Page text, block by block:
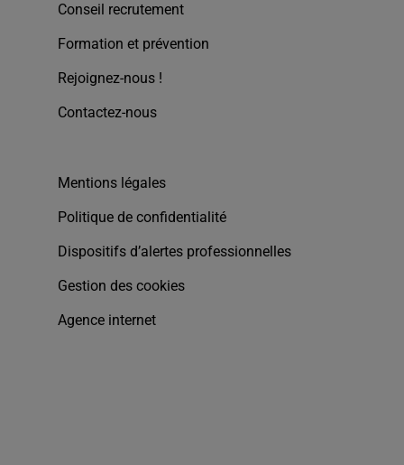
Conseil recrutement
Formation et prévention
Rejoignez-nous !
Contactez-nous
Mentions légales
Politique de confidentialité
Dispositifs d’alertes professionnelles
Gestion des cookies
Agence internet